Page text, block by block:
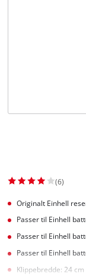
(6)
Originalt Einhell
Passer til Einhell
Passer til Einhell
Passer til Einhell
Klippebredde: 24 cm